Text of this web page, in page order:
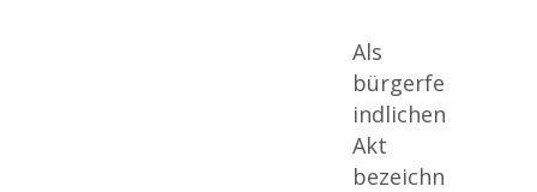
Als
bürgerfe
indlichen
Akt
bezeichn